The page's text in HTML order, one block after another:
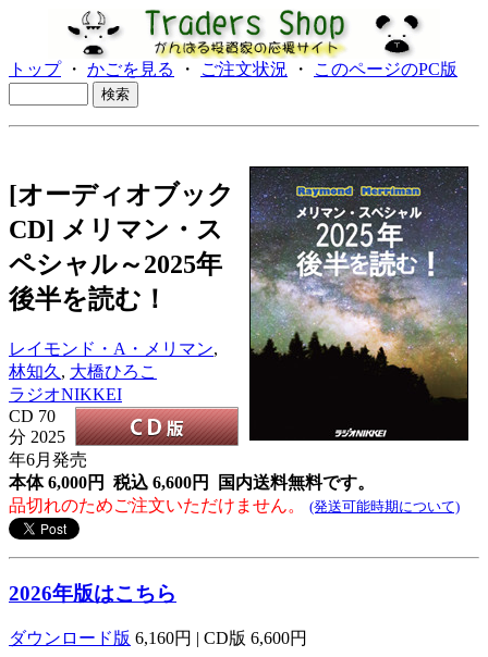
トップ・ かごを見る ・ ご注文状況 ・ このページのPC版
[オーディオブック
CD] メリマン・ス
ペシャル～2025年
後半を読む！
レイモンド・A・メリマン,
林知久 , 大橋ひろこ
ラジオNIKKEI
CD 70
分 2025
年6月発売
本体 6,000円 税込 6,600円
国内送料無料です。
品切れのためご注文いただけません。
(発送可能時期について)
2026年版はこちら
ダウンロード版 6,160円 | CD版 6,600円